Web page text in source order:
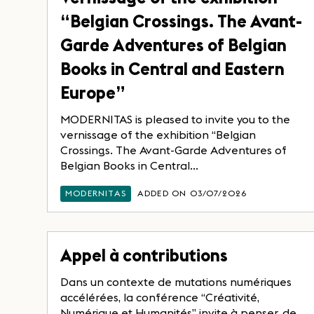
“Belgian Crossings. The Avant-
Garde Adventures of Belgian
Books in Central and Eastern
Europe”
MODERNITAS is pleased to invite you to the
vernissage of the exhibition “Belgian
Crossings. The Avant-Garde Adventures of
Belgian Books in Central...
MODERNITAS ADDED ON 03/07/2026
Appel à contributions
Dans un contexte de mutations numériques
accélérées, la conférence “Créativité,